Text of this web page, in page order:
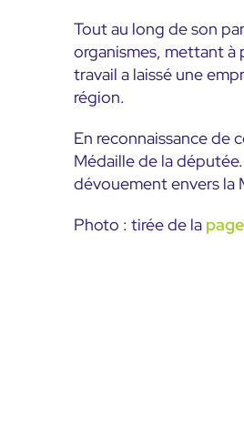
Tout au long de son
organismes, mettant à
travail a laissé une
région.
En reconnaissance de
Médaille de la
dévouement envers la
Photo : tirée de la